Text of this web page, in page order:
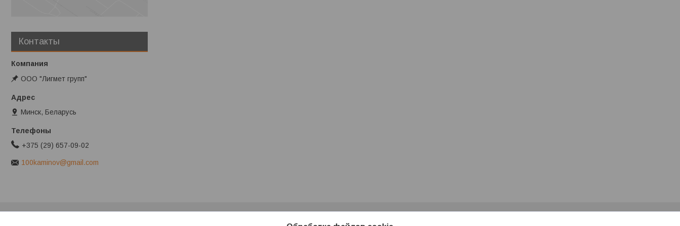
Контакты
ООО "Лигмет групп"
Минск, Беларусь
+375 (29) 657-09-02
100kaminov@gmail.com